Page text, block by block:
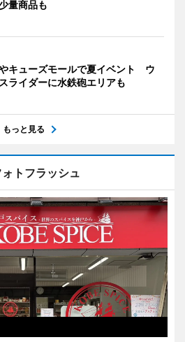
量商品も
キューズモールで夏イベント ウ
ライダーに水鉄砲エリアも
もっと見る
ォトフラッシュ